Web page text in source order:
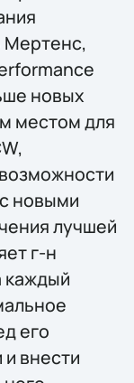
Мертенс,
новых
местом для
новыми
лучшей
г-н
его
внести